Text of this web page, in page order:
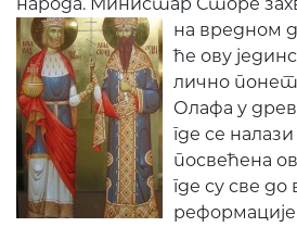
на вредном
ће ову
лично
Олафа у
где се
посвећена
где су све